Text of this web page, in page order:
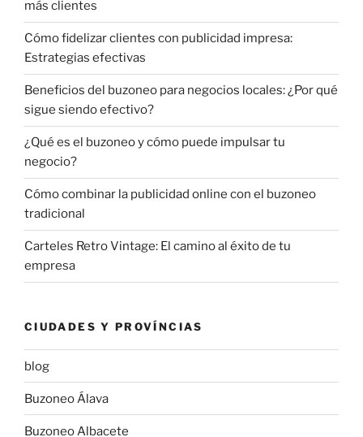
más clientes
Cómo fidelizar clientes con publicidad impresa:
Estrategias efectivas
Beneficios del buzoneo para negocios locales: ¿Por qué
sigue siendo efectivo?
¿Qué es el buzoneo y cómo puede impulsar tu
negocio?
Cómo combinar la publicidad online con el buzoneo
tradicional
Carteles Retro Vintage: El camino al éxito de tu
empresa
CIUDADES Y PROVÍNCIAS
blog
Buzoneo Álava
Buzoneo Albacete